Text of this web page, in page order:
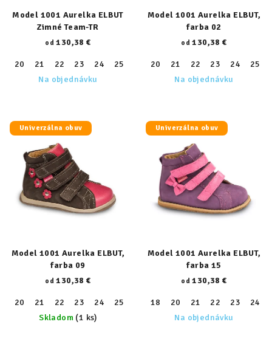
Model 1001 Aurelka ELBUT
Zimné Team-TR
od 130,38 €
20 21 22 23 24 25 27 28 29 30 31
32
Na objednávku
Model 1001 Aurelka ELBUT,
farba 02
od 130,38 €
20 21 22 23 24 25
Na objednávku
Univerzálna obuv
Model 1001 Aurelka ELBUT,
farba 09
od 130,38 €
20 21 22 23 24 25 27 28 29 30 31
32
Skladom (1 ks)
Univerzálna obuv
Model 1001 Aurelka ELBUT,
farba 15
od 130,38 €
18 20 21 22 23 24
Na objednávku